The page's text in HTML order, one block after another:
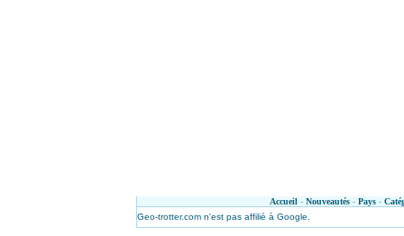
Accueil - Nouveautés - Pays -
Geo-trotter.com n'est pas affilié à Google.